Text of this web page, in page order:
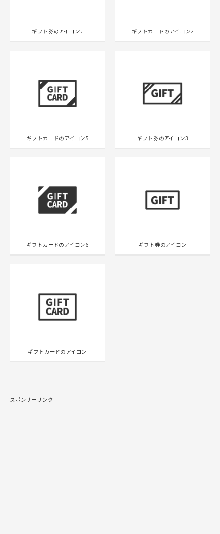
ギフト券のアイコン2 ギフトカードのアイコン2
ギフトカードのアイコン5 ギフト券のアイコン3
ギフトカードのアイコン6 ギフト券のアイコン
ギフトカードのアイコン
スポンサーリンク